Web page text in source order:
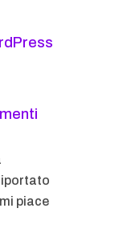
piace